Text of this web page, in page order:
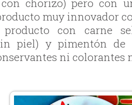
con chorizo) pero con
muy innovador
con carne
piel) y pimentón de
ni colorantes